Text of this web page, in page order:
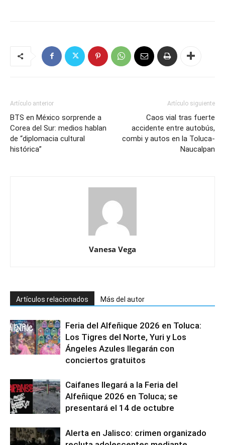
Artículo anterior
BTS en México sorprende a
Corea del Sur: medios hablan
de “diplomacia cultural
histórica”
Artículo siguiente
Caos vial tras fuerte
accidente entre autobús,
combi y autos en la Toluca-
Naucalpan
Vanesa Vega
Artículos relacionados Más del autor
Feria del Alfeñique 2026 en Toluca:
Los Tigres del Norte, Yuri y Los
Ángeles Azules llegarán con
conciertos gratuitos
Caifanes llegará a la Feria del
Alfeñique 2026 en Toluca; se
presentará el 14 de octubre
Alerta en Jalisco: crimen organizado